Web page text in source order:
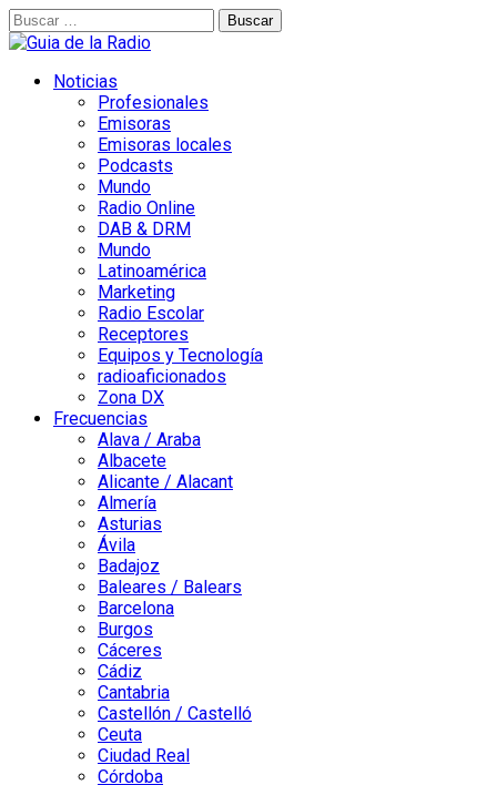
Buscar:
Noticias
Profesionales
Emisoras
Emisoras locales
Podcasts
Mundo
Radio Online
DAB & DRM
Mundo
Latinoamérica
Marketing
Radio Escolar
Receptores
Equipos y Tecnología
radioaficionados
Zona DX
Frecuencias
Alava / Araba
Albacete
Alicante / Alacant
Almería
Asturias
Ávila
Badajoz
Baleares / Balears
Barcelona
Burgos
Cáceres
Cádiz
Cantabria
Castellón / Castelló
Ceuta
Ciudad Real
Córdoba